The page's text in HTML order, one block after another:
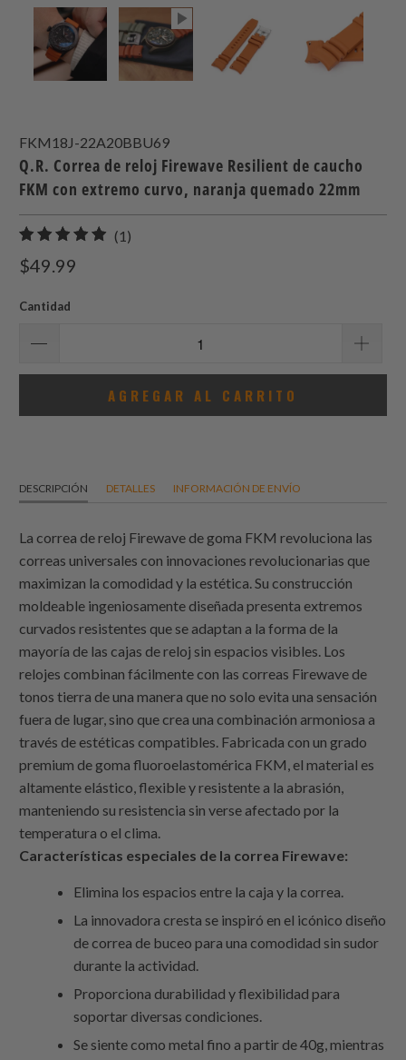
FKM18J-22A20BBU69
Q.R. Correa de reloj Firewave Resilient de caucho
FKM con extremo curvo, naranja quemado 22mm
(1)
$49.99
Cantidad
AGREGAR AL CARRITO
DESCRIPCIÓN DETALLES INFORMACIÓN DE ENVÍO
La correa de reloj Firewave de goma FKM revoluciona las
correas universales con innovaciones revolucionarias que
maximizan la comodidad y la estética. Su construcción
moldeable ingeniosamente diseñada presenta extremos
curvados resistentes que se adaptan a la forma de la
mayoría de las cajas de reloj sin espacios visibles. Los
relojes combinan fácilmente con las correas Firewave de
tonos tierra de una manera que no solo evita una sensación
fuera de lugar, sino que crea una combinación armoniosa a
través de estéticas compatibles. Fabricada con un grado
premium de goma fluoroelastomérica FKM, el material es
altamente elástico, flexible y resistente a la abrasión,
manteniendo su resistencia sin verse afectado por la
temperatura o el clima.
Características especiales de la correa Firewave:
Elimina los espacios entre la caja y la correa.
La innovadora cresta se inspiró en el icónico diseño
de correa de buceo para una comodidad sin sudor
durante la actividad.
Proporciona durabilidad y flexibilidad para
soportar diversas condiciones.
Se siente como metal fino a partir de 40g, mientras